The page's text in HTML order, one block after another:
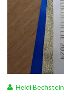
Heidi Bechstein